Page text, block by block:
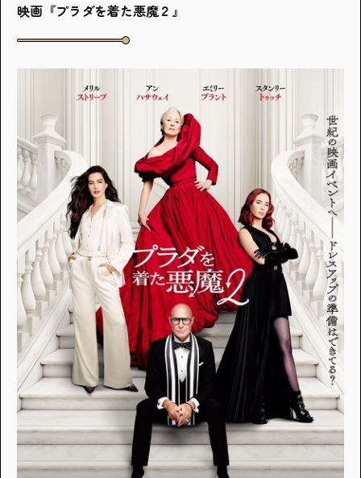
アンケートに
答えて
イベントに参加しよう！
映画『プラダを着た悪魔２』